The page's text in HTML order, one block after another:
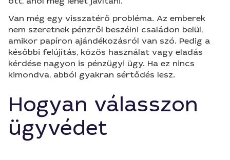
Van még egy visszatérő probléma. Az emberek
nem szeretnek pénzről beszélni családon belül,
amikor papíron ajándékozásról van szó. Pedig a
későbbi felújítás, közös használat vagy eladás
kérdése nagyon is pénzügyi ügy. Ha ez nincs
kimondva, abból gyakran sértődés lesz.
Hogyan válasszon
ügyvédet